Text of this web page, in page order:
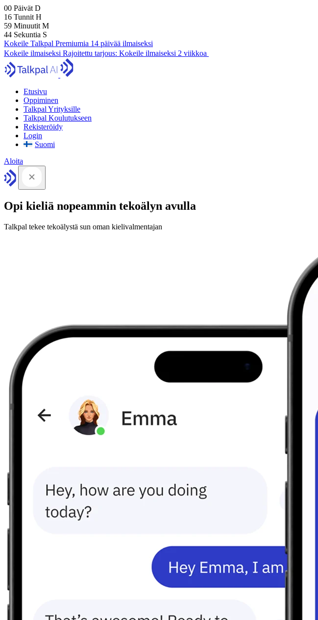
00 Päivät D
16 Tunnit H
59 Minuutit M
43 Sekuntia S
Kokeile Talkpal Premiumia 14 päivää ilmaiseksi
Kokeile ilmaiseksi Rajoitettu tarjous: Kokeile ilmaiseksi 2 viikkoa
Etusivu
Oppiminen
Talkpal Yrityksille
Talkpal Koulutukseen
Rekisteröidy
Login
Suomi
Aloita
Opi kieliä nopeammin tekoälyn avulla
Talkpal tekee tekoälystä sun oman kielivalmentajan